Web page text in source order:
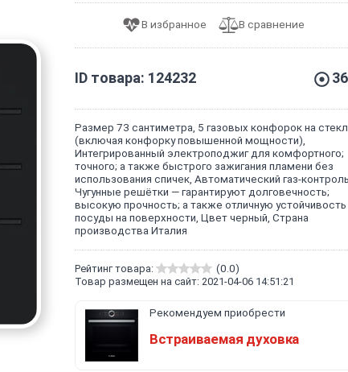
ID товара: 124232
Размер 73 сантиметра, 5 газовых конфорок на
(включая конфорку повышенной мощности),
Интегрированный электроподжиг для комфортного;
точного; а также быстрого зажигания пламени без
использования спичек, Автоматический газ-контроль,
Чугунные решётки — гарантируют долговечность;
высокую прочность; а также отличную устойчивость
посуды на поверхности, Цвет черный, Cтрана
производства Италия
Рейтинг товара:
(0.0)
Товар размещен на сайт: 2021-04-06 14:51:21
Рекомендуем приобрести
Встраиваемая духовка